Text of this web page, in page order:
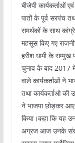
बीजेपी कार्यकर्ताओं
पातों के पूर्व सरपंच
समर्थकों के साथ
महसूस किए गए
हरीश धामी के सम्मुख
चुनाव के बाद 2017
वाले कार्यकर्ताओं ने
तथा कार्यकर्ताओ की
ने भाजपा छोड़कर आए
किया।कहा कि यह
अग्रज आज उनके